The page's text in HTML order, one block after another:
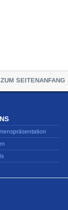
ZUM SEITENANFANG